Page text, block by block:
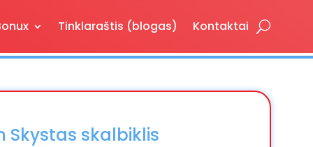
Tinklaraštis (blogas) Kontaktai
Skystas skalbiklis